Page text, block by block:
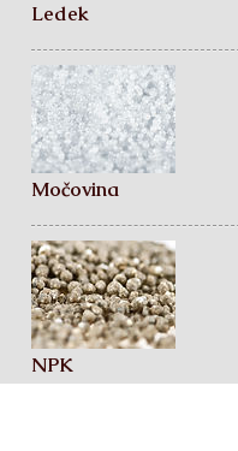
Ledek
Močovina
NPK